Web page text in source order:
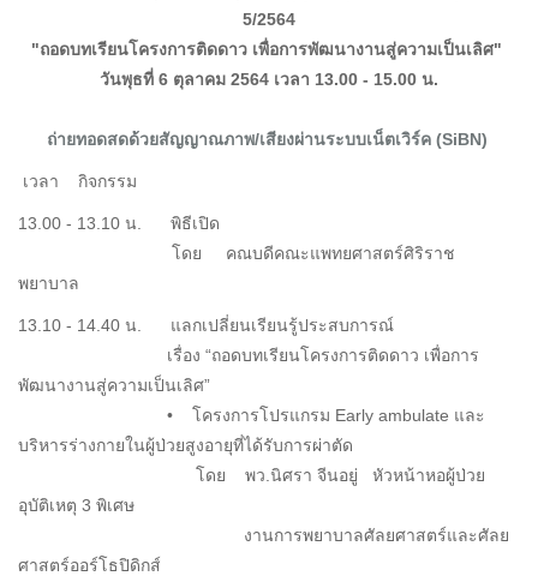
5/2564
"ถอดบทเรียนโครงการติดดาว เพื่อการพัฒนางานสู่ความเป็นเลิศ"
วันพุธที่ 6 ตุลาคม 2564 เวลา 13.00 - 15.00 น.
ถ่ายทอดสดด้วยสัญญาณภาพ/เสียงผ่านระบบเน็ตเวิร์ค (SiBN)
เวลา กิจกรรม
13.00 - 13.10 น. พิธีเปิด
โดย คณบดีคณะแพทยศาสตร์ศิริราช
พยาบาล
13.10 - 14.40 น. แลกเปลี่ยนเรียนรู้ประสบการณ์
เรื่อง “ถอดบทเรียนโครงการติดดาว เพื่อการ
พัฒนางานสู่ความเป็นเลิศ”
• โครงการโปรแกรม Early ambulate และ
บริหารร่างกายในผู้ป่วยสูงอายุที่ได้รับการผ่าตัด
โดย พว.นิศรา จีนอยู่ หัวหน้าหอผู้ป่วย
อุบัติเหตุ 3 พิเศษ
งานการพยาบาลศัลยศาสตร์และศัลย
ศาสตร์ออร์โธปิดิกส์